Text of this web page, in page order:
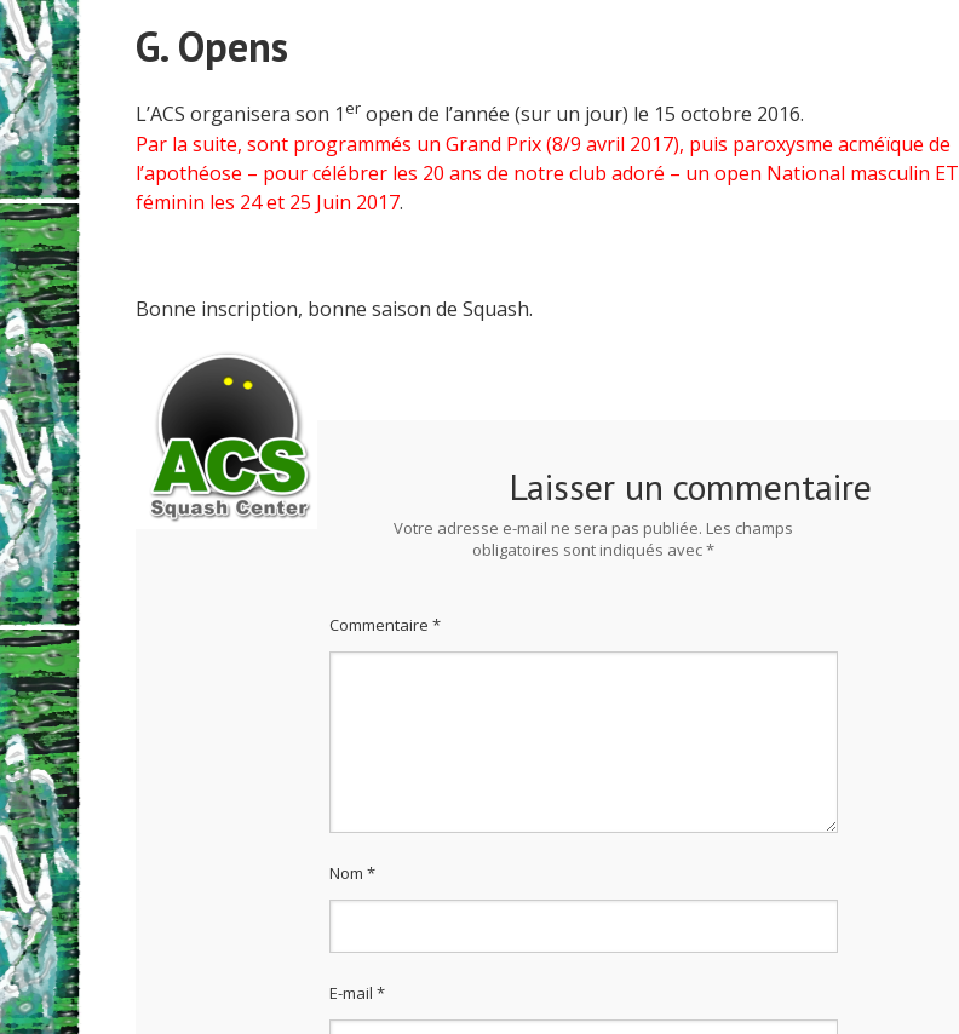
G. Opens
L’ACS organisera son 1er open de l’année (sur un jour) le 15 octobre 2016.
Par la suite, sont programmés un Grand Prix (8/9 avril 2017), puis paroxysme acméïque de
l’apothéose – pour célébrer les 20 ans de notre club adoré – un open National masculin ET
féminin les 24 et 25 Juin 2017.
Bonne inscription, bonne saison de Squash.
Laisser un commentaire
Votre adresse e-mail ne sera pas publiée. Les champs
obligatoires sont indiqués avec*
Commentaire *
Nom *
E-mail *